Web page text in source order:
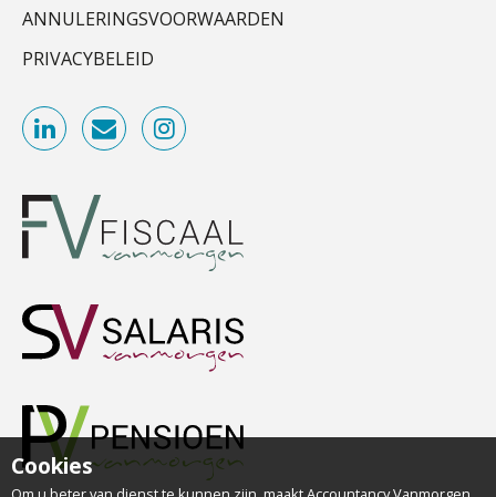
ANNULERINGSVOORWAARDEN
PRIVACYBELEID
Cookies